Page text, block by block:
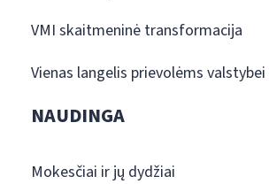
VMI skaitmeninė transformacija
Vienas langelis prievolėms
NAUDINGA
Mokesčiai ir jų dydžiai